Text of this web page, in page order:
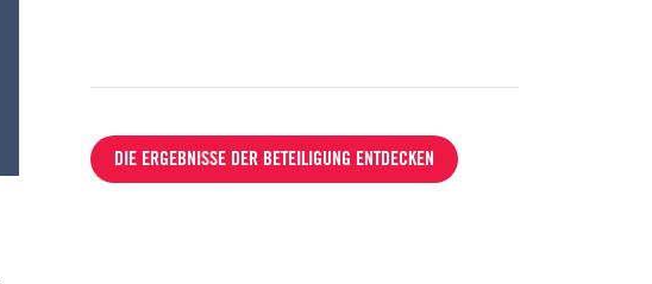
DIE ERGEBNISSE DER BETEILIGUNG ENTDECKEN